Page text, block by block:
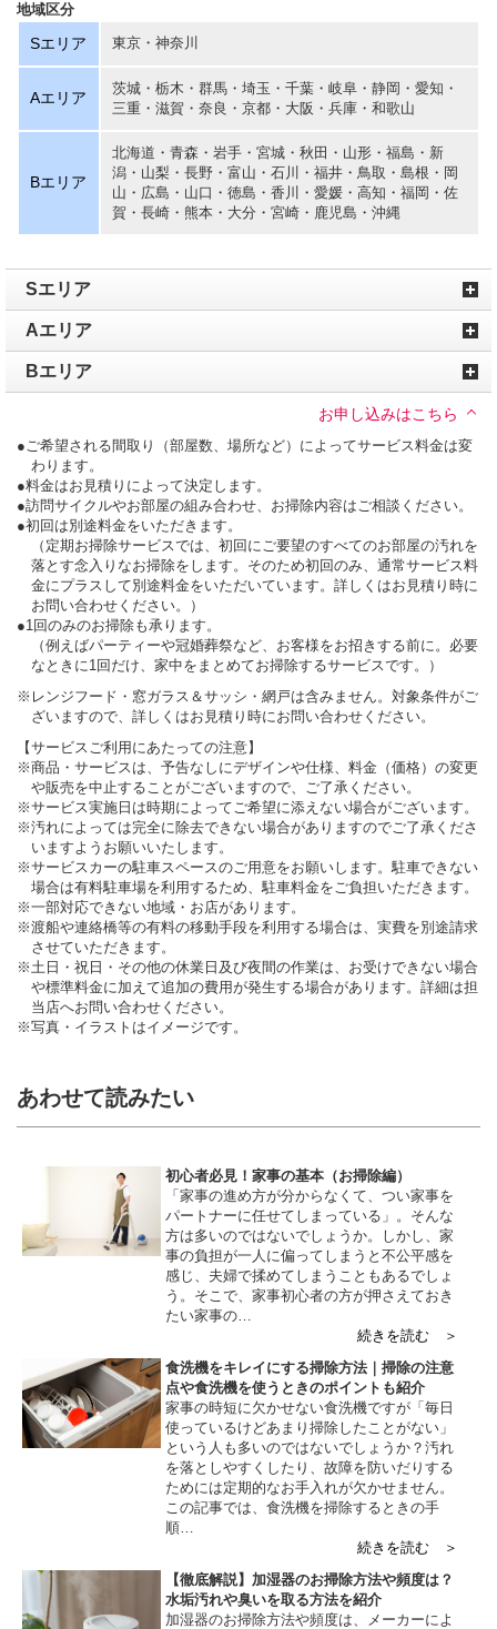
地域区分
Sエリア 東京・神奈川
Aエリア
茨城・栃木・群馬・埼玉・千葉・岐阜・静岡・愛知・
三重・滋賀・奈良・京都・大阪・兵庫・和歌山
Bエリア
北海道・青森・岩手・宮城・秋田・山形・福島・新
潟・山梨・長野・富山・石川・福井・鳥取・島根・岡
山・広島・山口・徳島・香川・愛媛・高知・福岡・佐
賀・長崎・熊本・大分・宮崎・鹿児島・沖縄
Sエリア
Aエリア
Bエリア
お申し込みはこちら
●ご希望される間取り（部屋数、場所など）によってサービス料金は変
わります。
●料金はお見積りによって決定します。
●訪問サイクルやお部屋の組み合わせ、お掃除内容はご相談ください。
●初回は別途料金をいただきます。
（定期お掃除サービスでは、初回にご要望のすべてのお部屋の汚れを
落とす念入りなお掃除をします。そのため初回のみ、通常サービス料
金にプラスして別途料金をいただいています。詳しくはお見積り時に
お問い合わせください。）
●1回のみのお掃除も承ります。
（例えばパーティーや冠婚葬祭など、お客様をお招きする前に。必要
なときに1回だけ、家中をまとめてお掃除するサービスです。）
※レンジフード・窓ガラス＆サッシ・網戸は含みません。対象条件がご
ざいますので、詳しくはお見積り時にお問い合わせください。
【サービスご利用にあたっての注意】
※商品・サービスは、予告なしにデザインや仕様、料金（価格）の変更
や販売を中止することがございますので、ご了承ください。
※サービス実施日は時期によってご希望に添えない場合がございます。
※汚れによっては完全に除去できない場合がありますのでご了承くださ
いますようお願いいたします。
※サービスカーの駐車スペースのご用意をお願いします。駐車できない
場合は有料駐車場を利用するため、駐車料金をご負担いただきます。
※一部対応できない地域・お店があります。
※渡船や連絡橋等の有料の移動手段を利用する場合は、実費を別途請求
させていただきます。
※土日・祝日・その他の休業日及び夜間の作業は、お受けできない場合
や標準料金に加えて追加の費用が発生する場合があります。詳細は担
当店へお問い合わせください。
※写真・イラストはイメージです。
あわせて読みたい
初心者必見！家事の基本（お掃除編）
「家事の進め方が分からなくて、つい家事を
パートナーに任せてしまっている」。そんな
方は多いのではないでしょうか。しかし、家
事の負担が一人に偏ってしまうと不公平感を
感じ、夫婦で揉めてしまうこともあるでしょ
う。そこで、家事初心者の方が押さえておき
たい家事の…
続きを読む ＞
食洗機をキレイにする掃除方法｜掃除の注意
点や食洗機を使うときのポイントも紹介
家事の時短に欠かせない食洗機ですが「毎日
使っているけどあまり掃除したことがない」
という人も多いのではないでしょうか？汚れ
を落としやすくしたり、故障を防いだりする
ためには定期的なお手入れが欠かせません。
この記事では、食洗機を掃除するときの手
順…
続きを読む ＞
【徹底解説】加湿器のお掃除方法や頻度は？
水垢汚れや臭いを取る方法を紹介
加湿器のお掃除方法や頻度は、メーカーによ